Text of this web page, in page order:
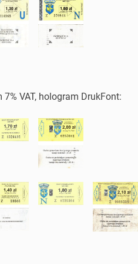
VAT, hologram DrukFont: